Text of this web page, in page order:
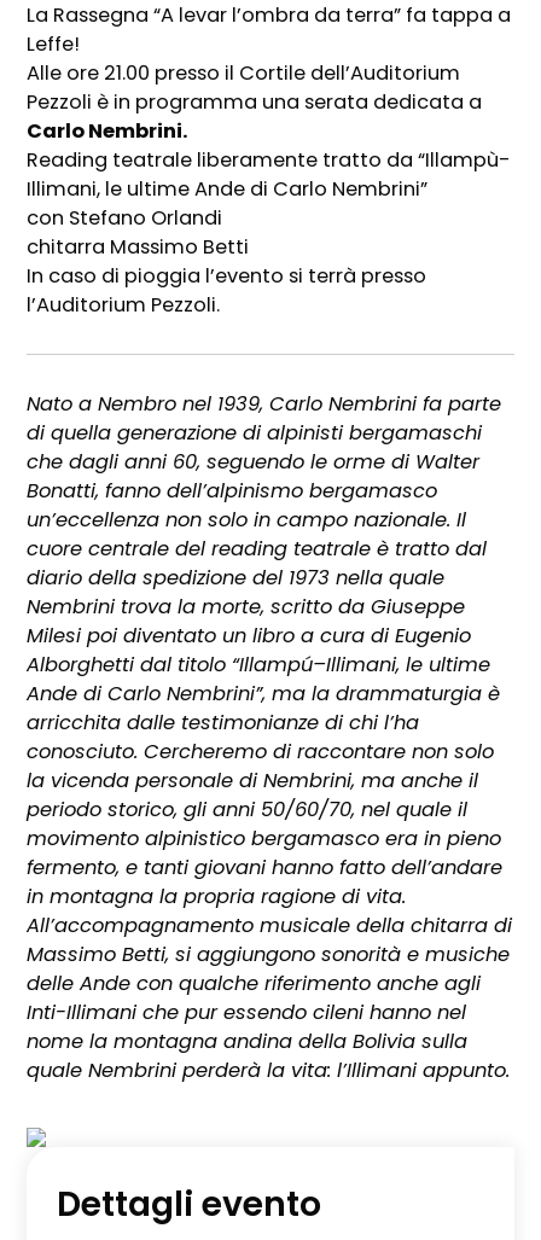
La Rassegna “A levar l’ombra da terra” fa tappa a
Leffe!
Alle ore 21.00 presso il Cortile dell’Auditorium
Pezzoli è in programma una serata dedicata a
Carlo Nembrini.
Reading teatrale liberamente tratto da “Illampù-
Illimani, le ultime Ande di Carlo Nembrini”
con Stefano Orlandi
chitarra Massimo Betti
In caso di pioggia l’evento si terrà presso
l’Auditorium Pezzoli.
Nato a Nembro nel 1939, Carlo Nembrini fa parte
di quella generazione di alpinisti bergamaschi
che dagli anni 60, seguendo le orme di Walter
Bonatti, fanno dell’alpinismo bergamasco
un’eccellenza non solo in campo nazionale. Il
cuore centrale del reading teatrale è tratto dal
diario della spedizione del 1973 nella quale
Nembrini trova la morte, scritto da Giuseppe
Milesi poi diventato un libro a cura di Eugenio
Alborghetti dal titolo “Illampú–Illimani, le ultime
Ande di Carlo Nembrini”, ma la drammaturgia è
arricchita dalle testimonianze di chi l’ha
conosciuto. Cercheremo di raccontare non solo
la vicenda personale di Nembrini, ma anche il
periodo storico, gli anni 50/60/70, nel quale il
movimento alpinistico bergamasco era in pieno
fermento, e tanti giovani hanno fatto dell’andare
in montagna la propria ragione di vita.
All’accompagnamento musicale della chitarra di
Massimo Betti, si aggiungono sonorità e musiche
delle Ande con qualche riferimento anche agli
Inti-Illimani che pur essendo cileni hanno nel
nome la montagna andina della Bolivia sulla
quale Nembrini perderà la vita: l’Illimani appunto.
Dettagli evento